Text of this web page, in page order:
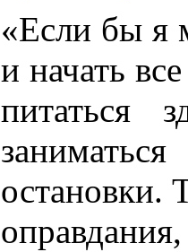
«Если бы я
и начать
питаться
остановки.